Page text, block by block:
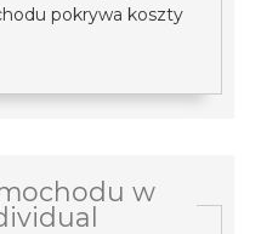
pokrywa koszty
w